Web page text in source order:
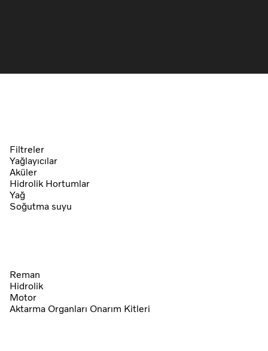
Filtreler
Yağlayıcılar
Aküler
Hidrolik Hortumlar
Yağ
Soğutma suyu
Reman
Hidrolik
Motor
Aktarma Organları Onarım Kitleri